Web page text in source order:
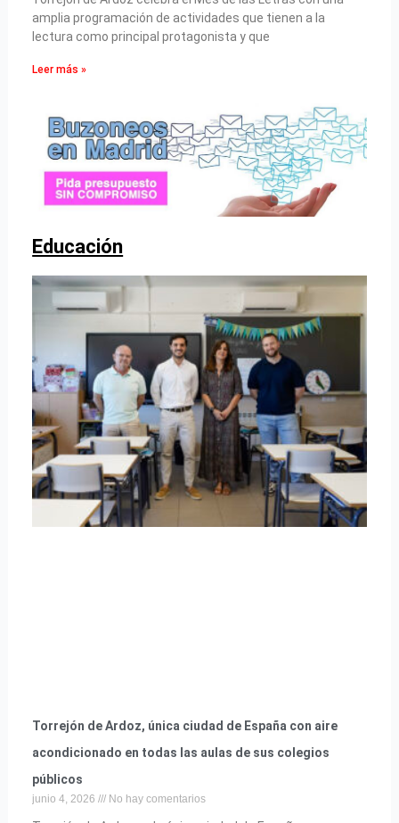
amplia programación de actividades que tienen a la
lectura como principal protagonista y que
Leer más »
Educación
Torrejón de Ardoz, única ciudad de España con aire
acondicionado en todas las aulas de sus colegios
públicos
junio 4, 2026 No hay comentarios